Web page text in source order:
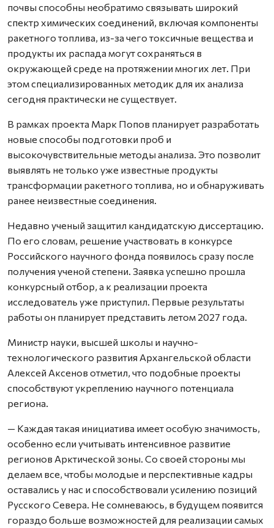
почвы способны необратимо связывать широкий
спектр химических соединений, включая компоненты
ракетного топлива, из-за чего токсичные вещества и
продукты их распада могут сохраняться в
окружающей среде на протяжении многих лет. При
этом специализированных методик для их анализа
сегодня практически не существует.
В рамках проекта Марк Попов планирует разработать
новые способы подготовки проб и
высокочувствительные методы анализа. Это позволит
выявлять не только уже известные продукты
трансформации ракетного топлива, но и обнаруживать
ранее неизвестные соединения.
Недавно ученый защитил кандидатскую диссертацию.
По его словам, решение участвовать в конкурсе
Российского научного фонда появилось сразу после
получения ученой степени. Заявка успешно прошла
конкурсный отбор, а к реализации проекта
исследователь уже приступил. Первые результаты
работы он планирует представить летом 2027 года.
Министр науки, высшей школы и научно-
технологического развития Архангельской области
Алексей Аксенов отметил, что подобные проекты
способствуют укреплению научного потенциала
региона.
— Каждая такая инициатива имеет особую значимость,
особенно если учитывать интенсивное развитие
регионов Арктической зоны. Со своей стороны мы
делаем все, чтобы молодые и перспективные кадры
оставались у нас и способствовали усилению позиций
Русского Севера. Не сомневаюсь, в будущем появится
гораздо больше возможностей для реализации самых